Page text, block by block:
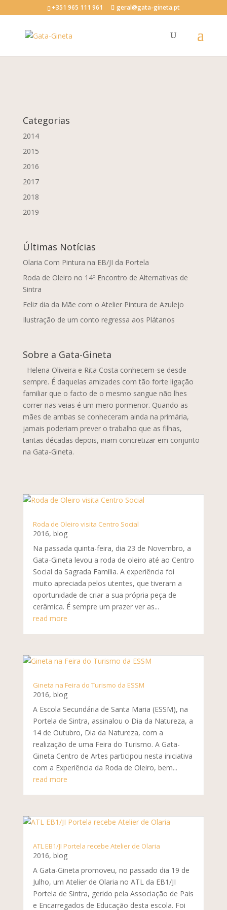
+351 965 111 961 geral@gata-gineta.pt
Categorias
2014
2015
2016
2017
2018
2019
Últimas Notícias
Olaria Com Pintura na EB/JI da Portela
Roda de Oleiro no 14º Encontro de Alternativas de
Sintra
Feliz dia da Mãe com o Atelier Pintura de Azulejo
Ilustração de um conto regressa aos Plátanos
Sobre a Gata-Gineta
Helena Oliveira e Rita Costa conhecem-se desde
sempre. É daquelas amizades com tão forte ligação
familiar que o facto de o mesmo sangue não lhes
correr nas veias é um mero pormenor. Quando as
mães de ambas se conheceram ainda na primária,
jamais poderiam prever o trabalho que as filhas,
tantas décadas depois, iriam concretizar em conjunto
na Gata-Gineta.
Roda de Oleiro visita Centro Social
2016, blog
Na passada quinta-feira, dia 23 de Novembro, a
Gata-Gineta levou a roda de oleiro até ao Centro
Social da Sagrada Família. A experiência foi
muito apreciada pelos utentes, que tiveram a
oportunidade de criar a sua própria peça de
cerâmica. É sempre um prazer ver as...
read more
Gineta na Feira do Turismo da ESSM
2016, blog
A Escola Secundária de Santa Maria (ESSM), na
Portela de Sintra, assinalou o Dia da Natureza, a
14 de Outubro, Dia da Natureza, com a
realização de uma Feira do Turismo. A Gata-
Gineta Centro de Artes participou nesta iniciativa
com a Experiência da Roda de Oleiro, bem...
read more
ATL EB1/JI Portela recebe Atelier de Olaria
2016, blog
A Gata-Gineta promoveu, no passado dia 19 de
Julho, um Atelier de Olaria no ATL da EB1/JI
Portela de Sintra, gerido pela Associação de Pais
e Encarregados de Educação desta escola. Foi